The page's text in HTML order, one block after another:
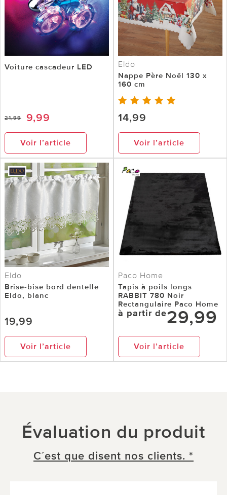
Voiture cascadeur LED
21,99 9,99
Voir l’article
Eldo
Nappe Père Noël 130 x
160 cm
14,99
Voir l’article
Eldo
Brise-bise bord dentelle
Eldo, blanc
19,99
Voir l’article
Paco Home
Tapis à poils longs
RABBIT 780 Noir
Rectangulaire Paco Home
à partir de29,99
Voir l’article
Évaluation du produit
C´est que disent nos clients. *